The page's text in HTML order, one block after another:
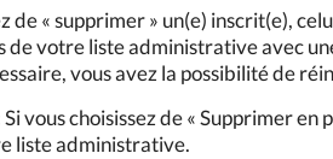
de « supprimer » un(e) inscrit(e),
votre liste administrative avec
vous avez la possibilité de
Si vous choisissez de « Supprimer en
liste administrative.